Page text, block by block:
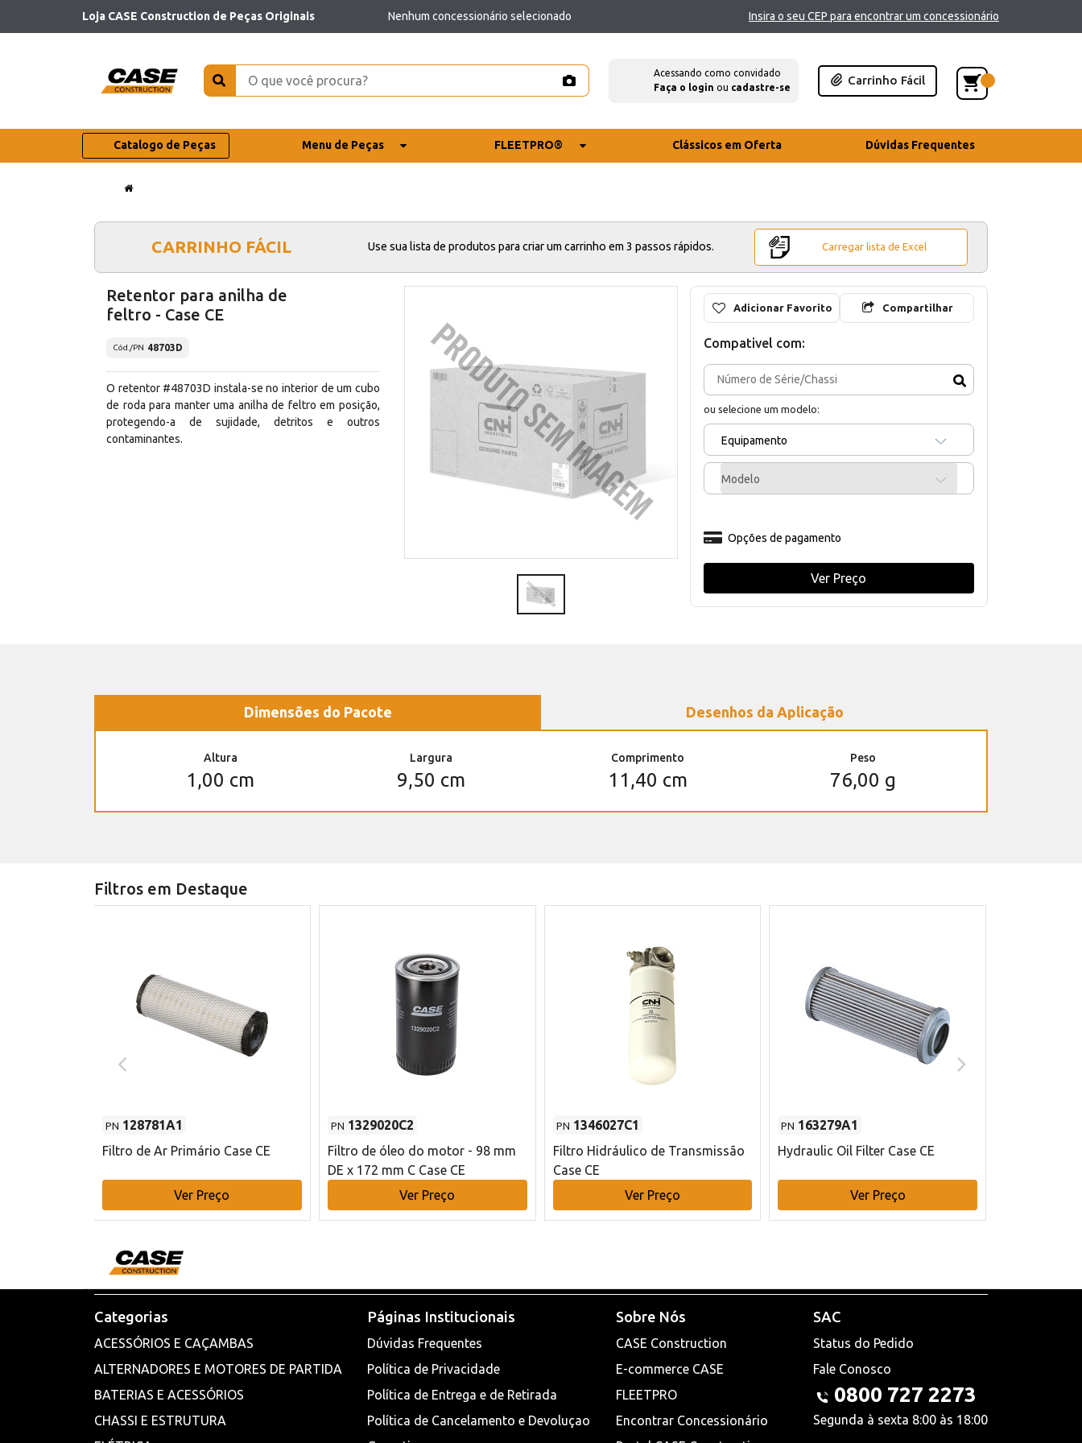
Loja CASE Construction de Peças Originais Nenhum concessionário selecionado Insira o seu CEP para encontrar um concessionário
Acessando como convidado
Faça o login ou cadastre-se
Carrinho Fácil
Catalogo de Peças Menu de Peças FLEETPRO® Clássicos em Oferta Dúvidas Frequentes
CARRINHO FÁCIL Use sua lista de produtos para criar um carrinho em 3 passos rápidos. Carregar lista de Excel
Retentor para anilha de
feltro - Case CE
Cód./PN 48703D
O retentor #48703D instala-se no interior de um cubo
de roda para manter uma anilha de feltro em posição,
protegendo-a de sujidade, detritos e outros
contaminantes.
Adicionar Favorito Compartilhar
Compativel com:
ou selecione um modelo:
Equipamento
Modelo
Opções de pagamento
Ver Preço
Dimensões do Pacote Desenhos da Aplicação
Altura
1,00 cm
Largura
9,50 cm
Comprimento
11,40 cm
Peso
76,00 g
Filtros em Destaque
PN 128781A1
Filtro de Ar Primário Case CE
Ver Preço
PN 1329020C2
Filtro de óleo do motor - 98 mm
DE x 172 mm C Case CE
Ver Preço
PN 1346027C1
Filtro Hidráulico de Transmissão
Case CE
Ver Preço
PN 163279A1
Hydraulic Oil Filter Case CE
Ver Preço
Categorias
ACESSÓRIOS E CAÇAMBAS
ALTERNADORES E MOTORES DE PARTIDA
BATERIAS E ACESSÓRIOS
CHASSI E ESTRUTURA
Páginas Institucionais
Dúvidas Frequentes
Política de Privacidade
Política de Entrega e de Retirada
Política de Cancelamento e Devoluçao
Sobre Nós
CASE Construction
E-commerce CASE
FLEETPRO
Encontrar Concessionário
SAC
Status do Pedido
Fale Conosco
0800 727 2273
Segunda à sexta 8:00 às 18:00